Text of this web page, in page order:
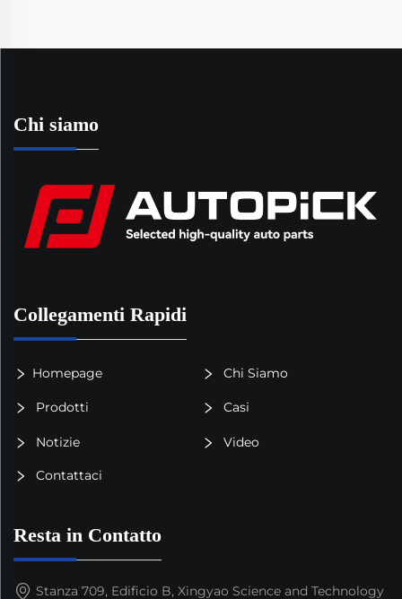
Chi siamo
Collegamenti Rapidi
Homepage Chi Siamo
Prodotti Casi
Notizie Video
Contattaci
Resta in Contatto
Stanza 709, Edificio B, Xingyao Science and Technology